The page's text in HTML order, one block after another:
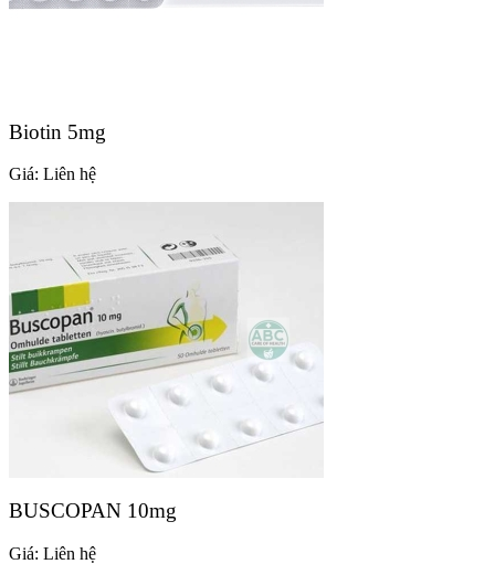
Biotin 5mg
Giá: Liên hệ
BUSCOPAN 10mg
Giá: Liên hệ